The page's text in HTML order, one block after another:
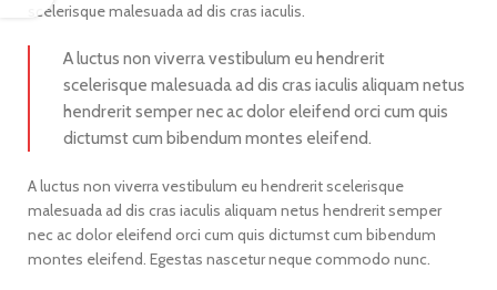
scelerisque malesuada ad dis cras iaculis.
A luctus non viverra vestibulum eu hendrerit
scelerisque malesuada ad dis cras iaculis aliquam netus
hendrerit semper nec ac dolor eleifend orci cum quis
dictumst cum bibendum montes eleifend.
A luctus non viverra vestibulum eu hendrerit scelerisque
malesuada ad dis cras iaculis aliquam netus hendrerit semper
nec ac dolor eleifend orci cum quis dictumst cum bibendum
montes eleifend. Egestas nascetur neque commodo nunc.